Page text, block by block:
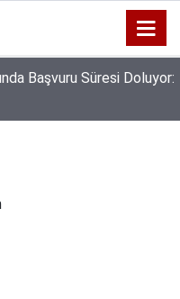
Başvuru Süresi Doluyor: